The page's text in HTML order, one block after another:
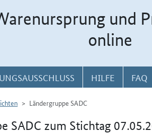
und
online
HILFE FAQ
Ländergruppe SADC
SADC zum Stichtag